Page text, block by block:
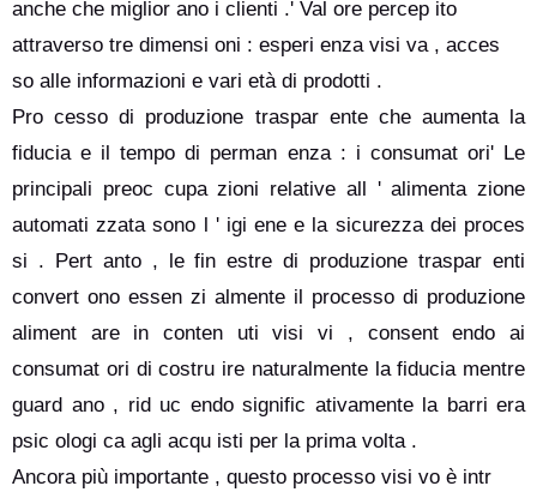
anche che miglior ano i clienti .' Val ore percep ito
attraverso tre dimensi oni : esperi enza visi va , acces
so alle informazioni e vari età di prodotti .
Pro cesso di produzione traspar ente che aumenta la
fiducia e il tempo di perman enza : i consumat ori' Le
principali preoc cupa zioni relative all ' alimenta zione
automati zzata sono l ' igi ene e la sicurezza dei proces
si . Pert anto , le fin estre di produzione traspar enti
convert ono essen zi almente il processo di produzione
aliment are in conten uti visi vi , consent endo ai
consumat ori di costru ire naturalmente la fiducia mentre
guard ano , rid uc endo signific ativamente la barri era
psic ologi ca agli acqu isti per la prima volta .
Ancora più importante , questo processo visi vo è intr